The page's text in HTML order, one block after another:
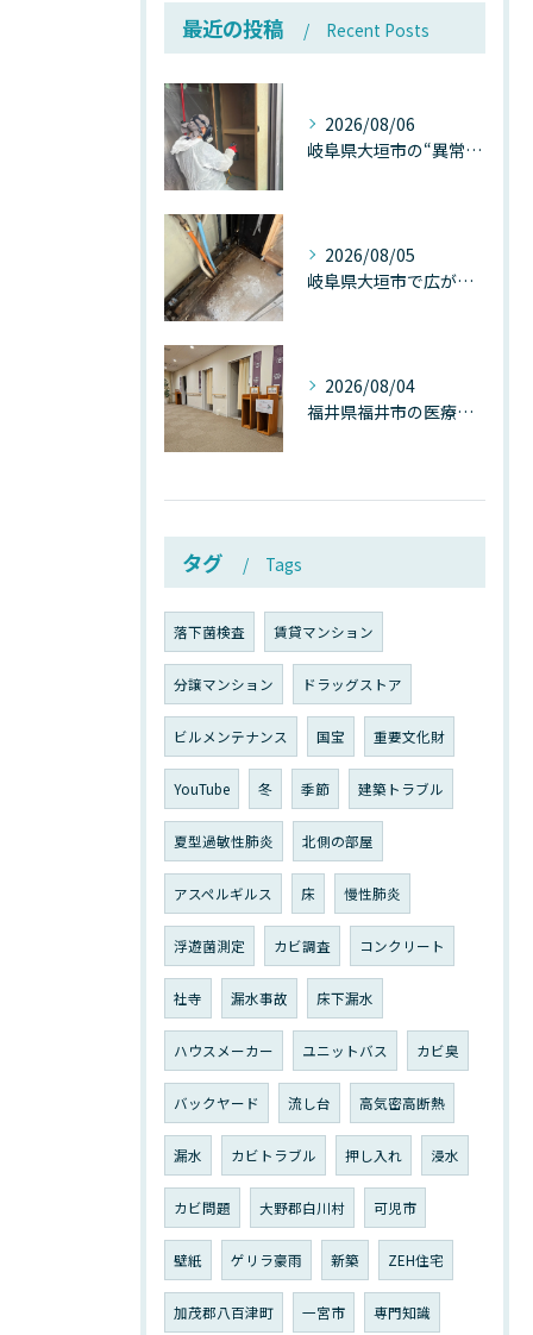
最近の投稿 Recent Posts
2026/08/06
岐阜県大垣市の“異常に高い気温”が建物内部を腐らせる──深層カビが爆発的に増える本当の理由
2026/08/05
岐阜県大垣市で広がる“深層カビ汚染”──なぜ除カビが必要なのか、建物内部で起きている見えない危機
2026/08/04
福井県福井市の医療施設で広がる“見えないカビ汚染”──なぜ除カビが必須なのか、その本質を徹底解説
タグ Tags
落下菌検査 賃貸マンション
分譲マンション ドラッグストア
ビルメンテナンス 国宝 重要文化財
YouTube 冬 季節 建築トラブル
夏型過敏性肺炎 北側の部屋
アスペルギルス 床 慢性肺炎
浮遊菌測定 カビ調査 コンクリート
社寺 漏水事故 床下漏水
ハウスメーカー ユニットバス カビ臭
バックヤード 流し台 高気密高断熱
漏水 カビトラブル 押し入れ 浸水
カビ問題 大野郡白川村 可児市
壁紙 ゲリラ豪雨 新築 ZEH住宅
加茂郡八百津町 一宮市 専門知識